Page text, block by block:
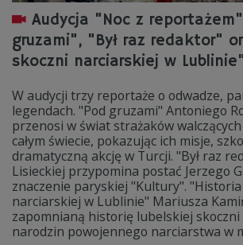
Audycja "Noc z
gruzami", "Był raz redaktor"
skoczni narciarskiej w Lublinie"
W audycji trzy reportaże o odwadze,
legendach. "Pod gruzami" Antoniego
przenosi w świat strażaków walczących
całym świecie, pokazując ich misje,
dramatyczną akcję w Turcji. "Był raz
Lisieckiej przypomina postać Jerzego
znaczenie paryskiej "Kultury".
narciarskiej w Lublinie" Mariusza
zapomnianą historię lubelskiej
narodzin powojennego narciarstwa w